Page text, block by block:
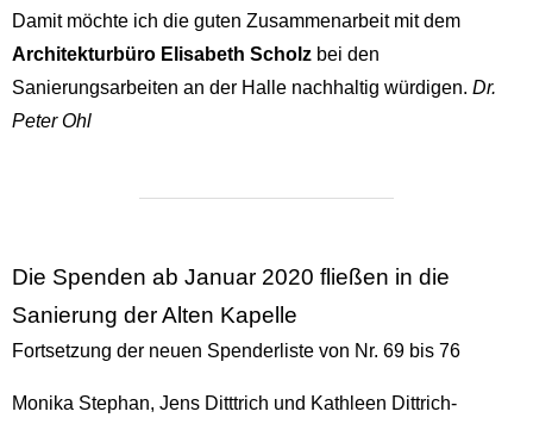
Damit möchte ich die guten Zusammenarbeit mit dem
Architekturbüro Elisabeth Scholz bei den
Sanierungsarbeiten an der Halle nachhaltig würdigen. Dr.
Peter Ohl
Die Spenden ab Januar 2020 fließen in die
Sanierung der Alten Kapelle
Fortsetzung der neuen Spenderliste von Nr. 69 bis 76
Monika Stephan, Jens Ditttrich und Kathleen Dittrich-